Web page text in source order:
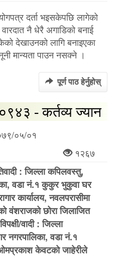
दर्ता भइसकेपछि लागेको
नै धेरै अगाडिको बनाई
देखाउनको लागि बनाइएका
मान्यता पाउन नसक्ने ।
पूर्ण पाठ हेर्नुहोस्
- कर्तव्य ज्यान
०५/०१
१२६७
: जिल्ला कपिलवस्तु,
वडा नं.१ कुकुर भुकुवा घर
कार्यालय, नवलपरासीमा
वंशराजको छोरा जिलाजित
विपक्षी/वादी : जिल्ला
नगरपालिका, वडा नं.१
केवटको जाहेरीले